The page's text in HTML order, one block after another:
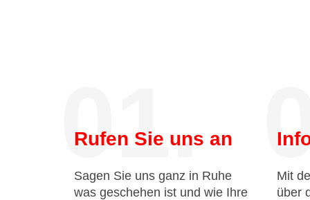
01.
Rufen Sie uns an
Sagen Sie uns ganz in Ruhe
was geschehen ist und wie Ihre
Mit
über